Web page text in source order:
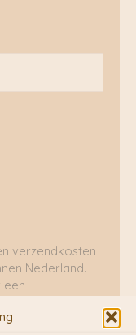
verzendkosten
Nederland.
een